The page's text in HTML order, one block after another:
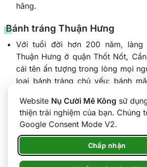
Website Nụ Cười Mê Kông sử
thiện trải nghiệm của bạn. Chúng
Google Consent Mode V2.
Chấp nhận
hãng.
Bánh tráng Thuận Hưng
Với tuổi đời hơn 200 năm, làng
Thuận Hưng ở quận Thốt Nốt,
cái tên ấn tượng trong lòng mọi
loại bánh tráng chủ yếu: bánh
tiếng mịn, thơm mềm mùi gạo,
hương mè và mùi nắng giòn. Đây
đặc sản Cần Thơ.
Tham quan khu làng này cũng là
lịch tuyệt vời. Đặt chân đến làng